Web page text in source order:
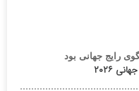
رایج جهانی بود
۲۰۲۶